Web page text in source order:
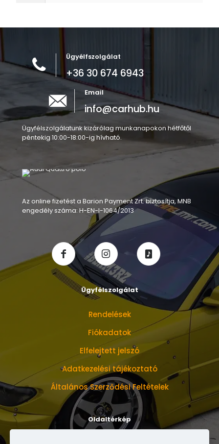
Ügyélfszolgálat
+36 30 674 6943
Email
info@carhub.hu
Ügyfélszolgálatunk kizárólag munkanapokon hétfőtől
péntekig 10:00-18:00-ig hívható.
Az online fizetést a Barion Payment Zrt. biztosítja, MNB
engedély száma: H-EN-I-1064/2013
Ügyfélszolgálat
Rendelések
Fiókadatok
Elfelejtett jelszó
Adatkezelési tájékoztató
Általános Szerződési Feltételek
Oldaltérkép